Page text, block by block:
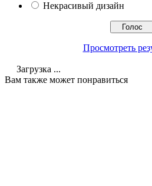
Некрасивый дизайн
Просмотреть
Загрузка ...
Вам также может понравиться